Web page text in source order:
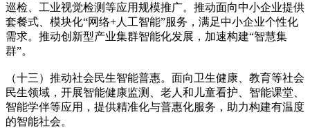
巡检、工业视觉检测等应用规模推广。推动面向中小企业提供
套餐式、模块化“网络+人工智能”服务，满足中小企业个性化
需求。推动创新型产业集群智能化发展，加速构建“智慧集
群”。
（十三）推动社会民生智能普惠。面向卫生健康、教育等社会
民生领域，开展智能健康监测、老人和儿童看护、智能课堂、
智能学伴等应用，提供精准化与普惠化服务，助力构建有温度
的智能社会。